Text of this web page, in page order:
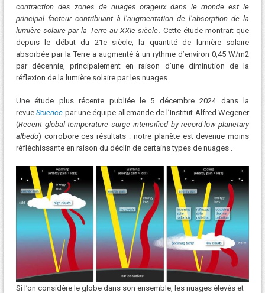
contraction des zones de nuages ​​orageux dans le monde est le
principal facteur contribuant à l’augmentation de l’absorption de la
lumière solaire par la Terre au XXIe siècle. Cette étude montrait que
depuis le début du 21e siècle, la quantité de lumière solaire
absorbée par la Terre a augmenté à un rythme d’environ 0,45 W/m2
par décennie, principalement en raison d’une diminution de la
réflexion de la lumière solaire par les nuages.
Une étude plus récente publiée le 5 décembre 2024 dans la
revueScience par une équipe allemande de l’Institut Alfred Wegener
(Recent global temperature surge intensified by record-low planetary
albedo) corrobore ces résultats : notre planète est devenue moins
réfléchissante en raison du déclin de certains types de nuages .
Si l’on considère le globe dans son ensemble, les nuages ​​élevés et